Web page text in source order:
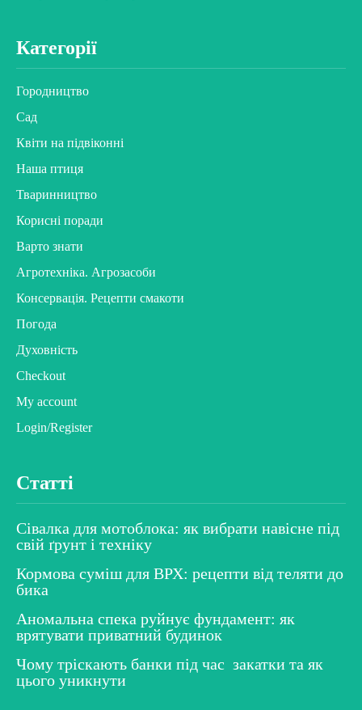
Категорії
Городництво
Сад
Квіти на підвіконні
Наша птиця
Тваринництво
Корисні поради
Варто знати
Агротехніка. Агрозасоби
Консервація. Рецепти смакоти
Погода
Духовність
Checkout
My account
Login/Register
Статті
Сівалка для мотоблока: як вибрати навісне під
свій ґрунт і техніку
Кормова суміш для ВРХ: рецепти від теляти до
бика
Аномальна спека руйнує фундамент: як
врятувати приватний будинок
Чому тріскають банки під час закатки та як
цього уникнути